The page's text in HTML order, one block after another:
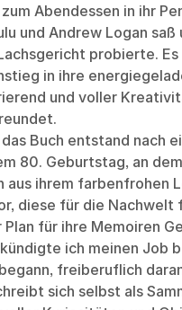
Abendessen in ihr
und Andrew Logan saß
probierte.
in ihre
und voller
Buch entstand nach
80. Geburtstag, an
aus ihrem farbenfrohen
diese für die Nachwelt
Plan für ihre Memoiren
ich meinen Job
freiberuflich
sich selbst als